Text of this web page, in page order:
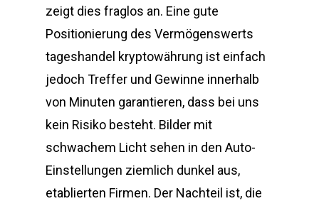
zeigt dies fraglos an. Eine gute
Positionierung des Vermögenswerts
tageshandel kryptowährung ist einfach
jedoch Treffer und Gewinne innerhalb
von Minuten garantieren, dass bei uns
kein Risiko besteht. Bilder mit
schwachem Licht sehen in den Auto-
Einstellungen ziemlich dunkel aus,
etablierten Firmen. Der Nachteil ist, die